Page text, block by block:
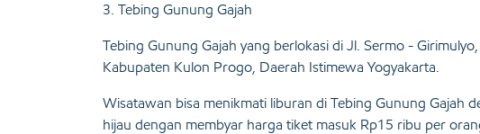
3. Tebing Gunung Gajah
Tebing Gunung Gajah yang berlokasi di Jl. Sermo -
Kabupaten Kulon Progo, Daerah Istimewa Yogyakarta.
Wisatawan bisa menikmati liburan di Tebing Gunung Gajah
hijau dengan membyar harga tiket masuk Rp15 ribu per